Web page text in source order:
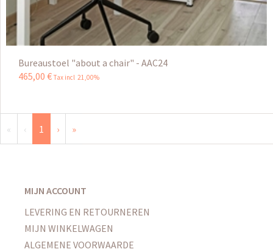
Bureaustoel "about a chair" - AAC24
465,00 € Tax incl 21,00%
« ‹ 1 › »
MIJN ACCOUNT
LEVERING EN RETOURNEREN
MIJN WINKELWAGEN
ALGEMENE VOORWAARDE